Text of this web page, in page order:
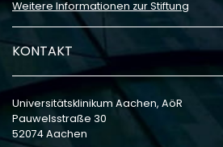
Weitere Informationen zur Stiftung
KONTAKT
Universitätsklinikum Aachen, AöR
Pauwelsstraße 30
52074 Aachen